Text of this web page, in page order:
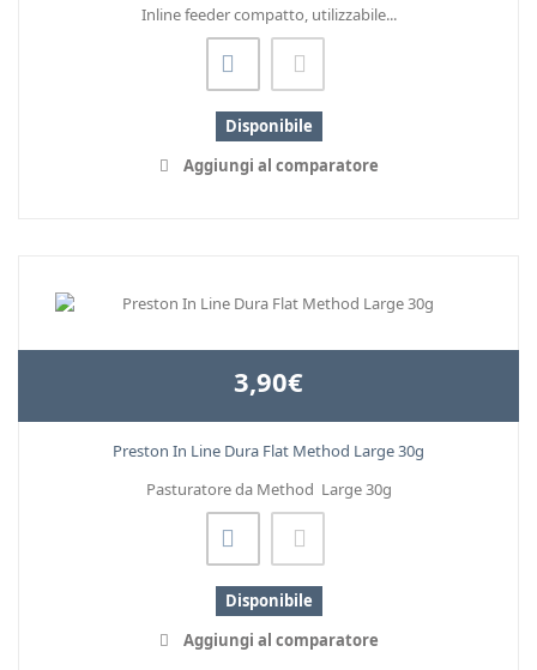
Inline feeder compatto, utilizzabile...
Disponibile
Aggiungi al comparatore
3,90€
Preston In Line Dura Flat Method Large 30g
Pasturatore da Method Large 30g
Disponibile
Aggiungi al comparatore